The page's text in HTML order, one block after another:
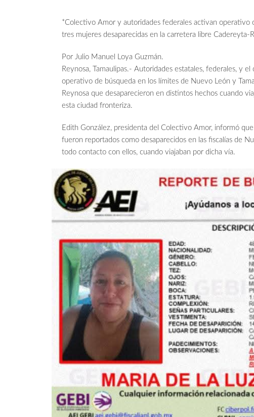
*Colectivo Amor y autoridades federales activan operativo
tres mujeres desaparecidas en la carretera libre Cadereyta-
Por Julio Manuel Loya Guzmán.
Reynosa, Tamaulipas.- Autoridades estatales, federales, y
operativo de búsqueda en los límites de Nuevo León y
Reynosa que desaparecieron en distintos hechos cuando
esta ciudad fronteriza.
Edith González, presidenta del Colectivo Amor, informó
fueron reportados como desaparecidos en las fiscalías de
todo contacto con ellos, cuando viajaban por dicha vía.